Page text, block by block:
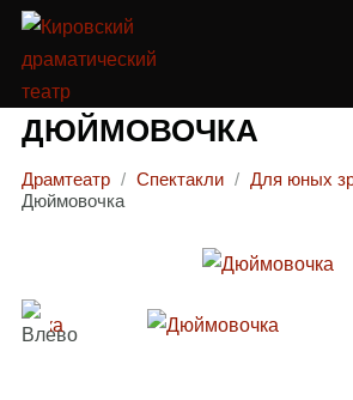
ДЮЙМОВОЧКА
Драмтеатр / Спектакли / Для юных
Дюймовочка